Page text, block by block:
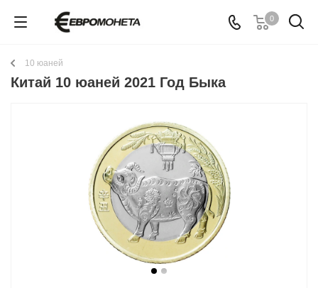
0
10 юаней
Китай 10 юаней 2021 Год Быка